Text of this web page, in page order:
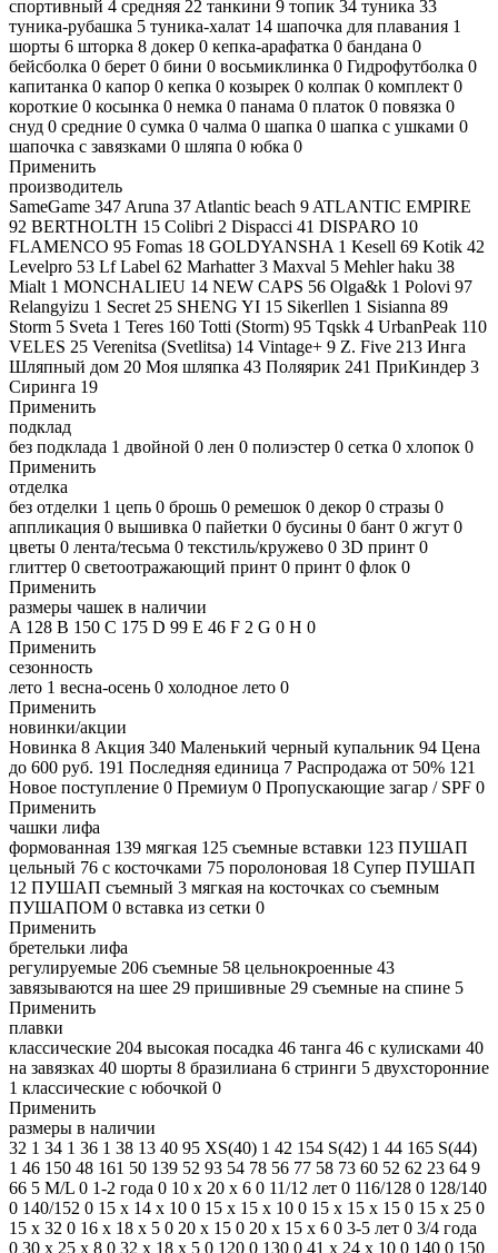
спортивный 4 средняя 22 танкини 9 топик 34 туника 33
туника-рубашка 5 туника-халат 14 шапочка для плавания 1
шорты 6 шторка 8 докер 0 кепка-арафатка 0 бандана 0
бейсболка 0 берет 0 бини 0 восьмиклинка 0 Гидрофутболка 0
капитанка 0 капор 0 кепка 0 козырек 0 колпак 0 комплект 0
короткие 0 косынка 0 немка 0 панама 0 платок 0 повязка 0
снуд 0 средние 0 сумка 0 чалма 0 шапка 0 шапка с ушками 0
шапочка с завязками 0 шляпа 0 юбка 0
Применить
производитель
SameGame 347 Aruna 37 Atlantic beach 9 ATLANTIC EMPIRE
92 BERTHOLTH 15 Colibri 2 Dispacci 41 DISPARO 10
FLAMENCO 95 Fomas 18 GOLDYANSHA 1 Kesell 69 Kotik 42
Levelpro 53 Lf Label 62 Marhatter 3 Maxval 5 Mehler haku 38
Mialt 1 MONCHALIEU 14 NEW CAPS 56 Olga&k 1 Polovi 97
Relangyizu 1 Secret 25 SHENG YI 15 Sikerllen 1 Sisianna 89
Storm 5 Sveta 1 Teres 160 Totti (Storm) 95 Tqskk 4 UrbanPeak 110
VELES 25 Verenitsa (Svetlitsa) 14 Vintage+ 9 Z. Five 213 Инга
Шляпный дом 20 Моя шляпка 43 Поляярик 241 ПриКиндер 3
Сиринга 19
Применить
подклад
без подклада 1 двойной 0 лен 0 полиэстер 0 сетка 0 хлопок 0
Применить
отделка
без отделки 1 цепь 0 брошь 0 ремешок 0 декор 0 стразы 0
аппликация 0 вышивка 0 пайетки 0 бусины 0 бант 0 жгут 0
цветы 0 лента/тесьма 0 текстиль/кружево 0 3D принт 0
глиттер 0 светоотражающий принт 0 принт 0 флок 0
Применить
размеры чашек в наличии
A 128 B 150 C 175 D 99 E 46 F 2 G 0 H 0
Применить
сезонность
лето 1 весна-осень 0 холодное лето 0
Применить
новинки/акции
Новинка 8 Акция 340 Маленький черный купальник 94 Цена
до 600 руб. 191 Последняя единица 7 Распродажа от 50% 121
Новое поступление 0 Премиум 0 Пропускающие загар / SPF 0
Применить
чашки лифа
формованная 139 мягкая 125 съемные вставки 123 ПУШАП
цельный 76 с косточками 75 поролоновая 18 Супер ПУШАП
12 ПУШАП съемный 3 мягкая на косточках со съемным
ПУШАПОМ 0 вставка из сетки 0
Применить
бретельки лифа
регулируемые 206 съемные 58 цельнокроенные 43
завязываются на шее 29 пришивные 29 съемные на спине 5
Применить
плавки
классические 204 высокая посадка 46 танга 46 с кулисками 40
на завязках 40 шорты 8 бразилиана 6 стринги 5 двухсторонние
1 классические с юбочкой 0
Применить
размеры в наличии
32 1 34 1 36 1 38 13 40 95 XS(40) 1 42 154 S(42) 1 44 165 S(44)
1 46 150 48 161 50 139 52 93 54 78 56 77 58 73 60 52 62 23 64 9
66 5 M/L 0 1-2 года 0 10 х 20 х 6 0 11/12 лет 0 116/128 0 128/140
0 140/152 0 15 х 14 х 10 0 15 х 15 х 10 0 15 х 15 х 15 0 15 х 25 0
15 х 32 0 16 х 18 х 5 0 20 x 15 0 20 х 15 х 6 0 3-5 лет 0 3/4 года
0 30 х 25 х 8 0 32 х 18 х 5 0 120 0 130 0 41 х 24 х 10 0 140 0 150